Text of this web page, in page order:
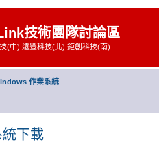
技術團隊討論區
(中),遠豐科技(北),鉅創科技(南)
作業系統
下載